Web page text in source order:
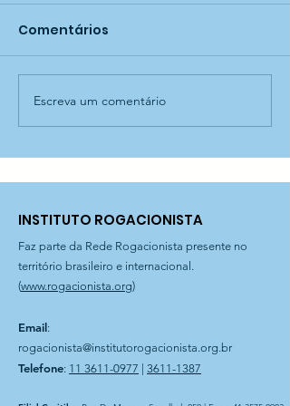
Teatro educativo —
CEI Santa Marina
Comentários
Escreva um comentário
INSTITUTO ROGACIONISTA
Faz parte da Rede Rogacionista presente no
território brasileiro e internacional.
(www.rogacionista.org)
Email:
rogacionista@institutorogacionista.org.br
Telefone: 11 3611-0977 3611-1387